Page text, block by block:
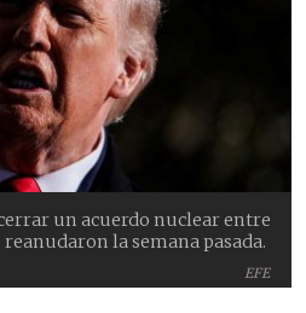
EFE
un acuerdo nuclear entre
la semana pasada.